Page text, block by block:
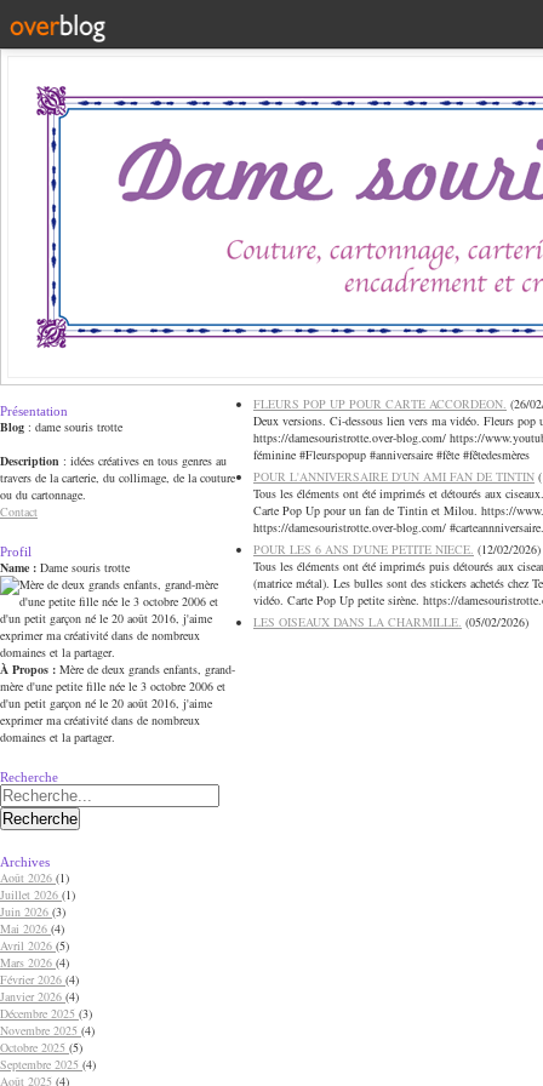
Présentation
Blog : dame souris trotte
Description : idées créatives en tous genres au
travers de la carterie, du collimage, de la couture
ou du cartonnage.
Contact
Profil
Name : Dame souris trotte
À Propos : Mère de deux grands enfants, grand-
mère d'une petite fille née le 3 octobre 2006 et
d'un petit garçon né le 20 août 2016, j'aime
exprimer ma créativité dans de nombreux
domaines et la partager.
Recherche
Archives
Août 2026 (1)
Juillet 2026 (1)
Juin 2026 (3)
Mai 2026 (4)
Avril 2026 (5)
Mars 2026 (4)
Février 2026 (4)
Janvier 2026 (4)
Décembre 2025 (3)
Novembre 2025 (4)
Octobre 2025 (5)
Septembre 2025 (4)
Août 2025 (4)
FLEURS POP UP POUR CARTE ACCORDEON. (26/
Deux versions. Ci-dessous lien vers ma vidéo. Fleurs pop
https://damesouristrotte.over-blog.com/ https://
féminine #Fleurspopup #anniversaire #fête #fêtedesmères
POUR L'ANNIVERSAIRE D'UN AMI FAN DE TINTIN (
Tous les éléments ont été imprimés et détourés aux
Carte Pop Up pour un fan de Tintin et Milou. https://
https://damesouristrotte.over-blog.com/
POUR LES 6 ANS D'UNE PETITE NIECE. (12/02/2026)
Tous les éléments ont été imprimés puis détourés aux
(matrice métal). Les bulles sont des stickers achetés chez
vidéo. Carte Pop Up petite sirène. https://
LES OISEAUX DANS LA CHARMILLE. (05/02/2026)